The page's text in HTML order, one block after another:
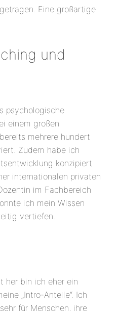
Eine großartige
und
psychologische
einem großen
mehrere hundert
Zudem habe ich
konzipiert
internationalen privaten
im Fachbereich
ich mein Wissen
vertiefen.
her bin ich eher ein
„Intro-Anteile“. Ich
für Menschen, ihre